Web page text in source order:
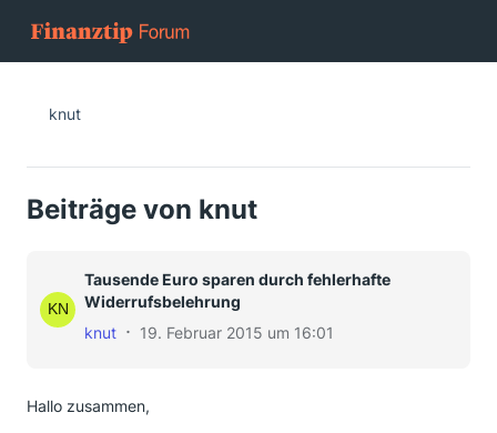
knut
Beiträge von knut
Tausende Euro sparen durch fehlerhafte
Widerrufsbelehrung
knut
19. Februar 2015 um 16:01
Hallo zusammen,